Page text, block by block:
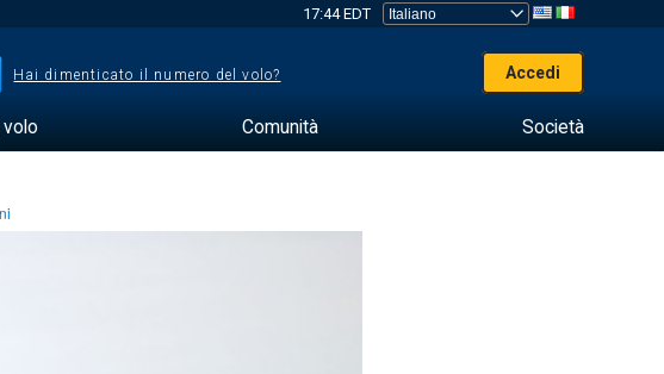
17:44 EDT
Hai dimenticato il numero del volo? Accedi
volo Comunità Società